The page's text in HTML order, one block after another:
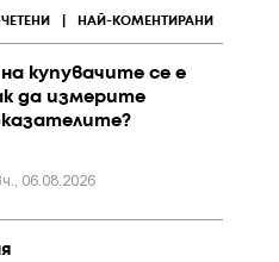
НАЙ-КОМЕНТИРАНИ
купувачите се е
да измерите
06.08.2026